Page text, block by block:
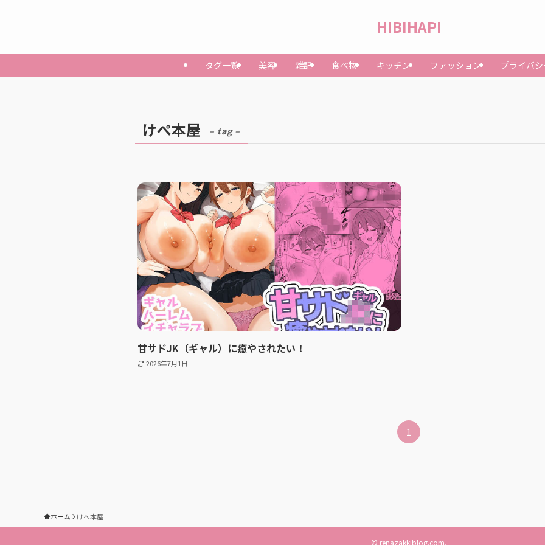
HIBIHAPI
タグ一覧 美容 雑記 食べ物 キッチン ファッション プライバ
けぺ本屋 – tag –
甘サドJK（ギャル）に癒やされたい！
2026年7月1日
1
ホーム けぺ本屋
© renazakkiblog.com.